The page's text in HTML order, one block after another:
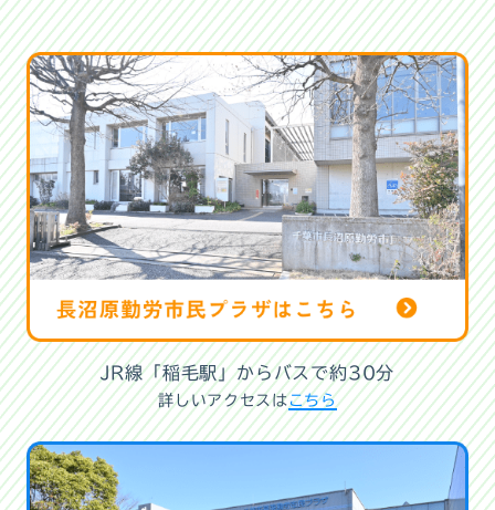
JR線「稲毛駅」からバスで約30分
詳しいアクセスはこちら